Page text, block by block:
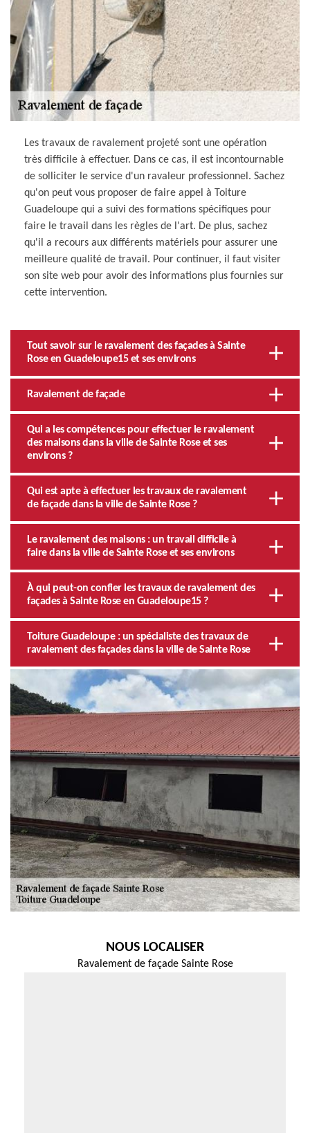
Les travaux de ravalement projeté sont une opération
très difficile à effectuer. Dans ce cas, il est incontournable
de solliciter le service d'un ravaleur professionnel. Sachez
qu'on peut vous proposer de faire appel à Toiture
Guadeloupe qui a suivi des formations spécifiques pour
faire le travail dans les règles de l'art. De plus, sachez
qu'il a recours aux différents matériels pour assurer une
meilleure qualité de travail. Pour continuer, il faut visiter
son site web pour avoir des informations plus fournies sur
cette intervention.
Tout savoir sur le ravalement des façades à Sainte
Rose en Guadeloupe15 et ses environs
Ravalement de façade
Qui a les compétences pour effectuer le ravalement
des maisons dans la ville de Sainte Rose et ses
environs ?
Qui est apte à effectuer les travaux de ravalement
de façade dans la ville de Sainte Rose ?
Le ravalement des maisons : un travail difficile à
faire dans la ville de Sainte Rose et ses environs
À qui peut-on confier les travaux de ravalement des
façades à Sainte Rose en Guadeloupe15 ?
Toiture Guadeloupe : un spécialiste des travaux de
ravalement des façades dans la ville de Sainte Rose
NOUS LOCALISER
Ravalement de façade Sainte Rose